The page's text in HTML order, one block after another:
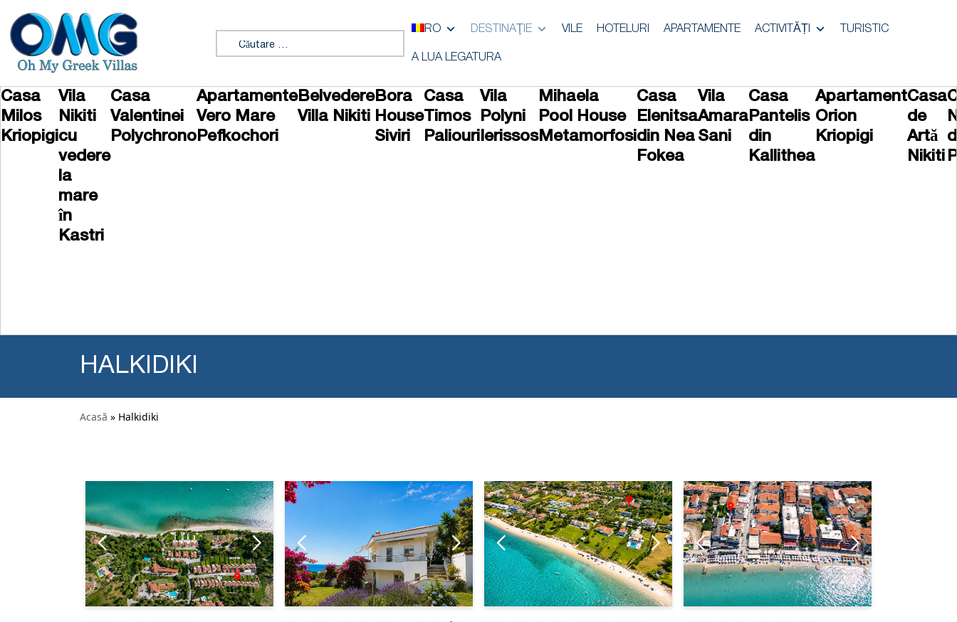
Caută:
RO DESTINAŢIE VILE HOTELURI APARTAMENTE ACTIVITĂȚI TURISTIC
A LUA LEGATURA
Casa
Milos
Kriopigi
Vila
Nikiti
cu
vedere
la
mare
în
Kastri
Casa
Valentinei
Polychrono
Apartamente
Vero Mare
Pefkochori
Belvedere
Villa Nikiti
Bora
House
Siviri
Casa
Timos
Paliouri
Vila
Polyni
Ierissos
Mihaela
Pool House
Metamorfosi
Casa
Elenitsa
din Nea
Fokea
Vila
Amara
Sani
Casa
Pantelis
din
Kallithea
Apartament
Orion
Kriopigi
Casa
de
Artă
Nikiti
HALKIDIKI
Acasă » Halkidiki